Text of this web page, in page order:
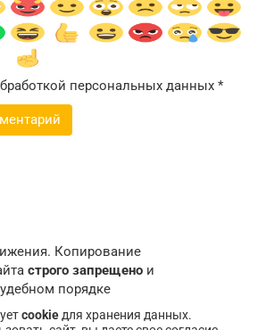
персональных данных *
Копирование
строго запрещено и
порядке
cookieдля хранения данных.